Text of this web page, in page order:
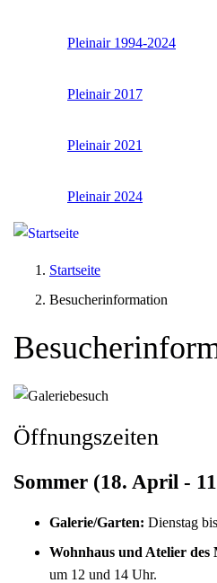
Pleinair 1994-2024
Pleinair 2017
Pleinair 2021
Pleinair 2024
Startseite
Besucherinformation
Öffnungszeiten
Sommer (18. April -
Galerie/Garten: Dienstag
Wohnhaus und Atelier des
um 12 und 14 Uhr.